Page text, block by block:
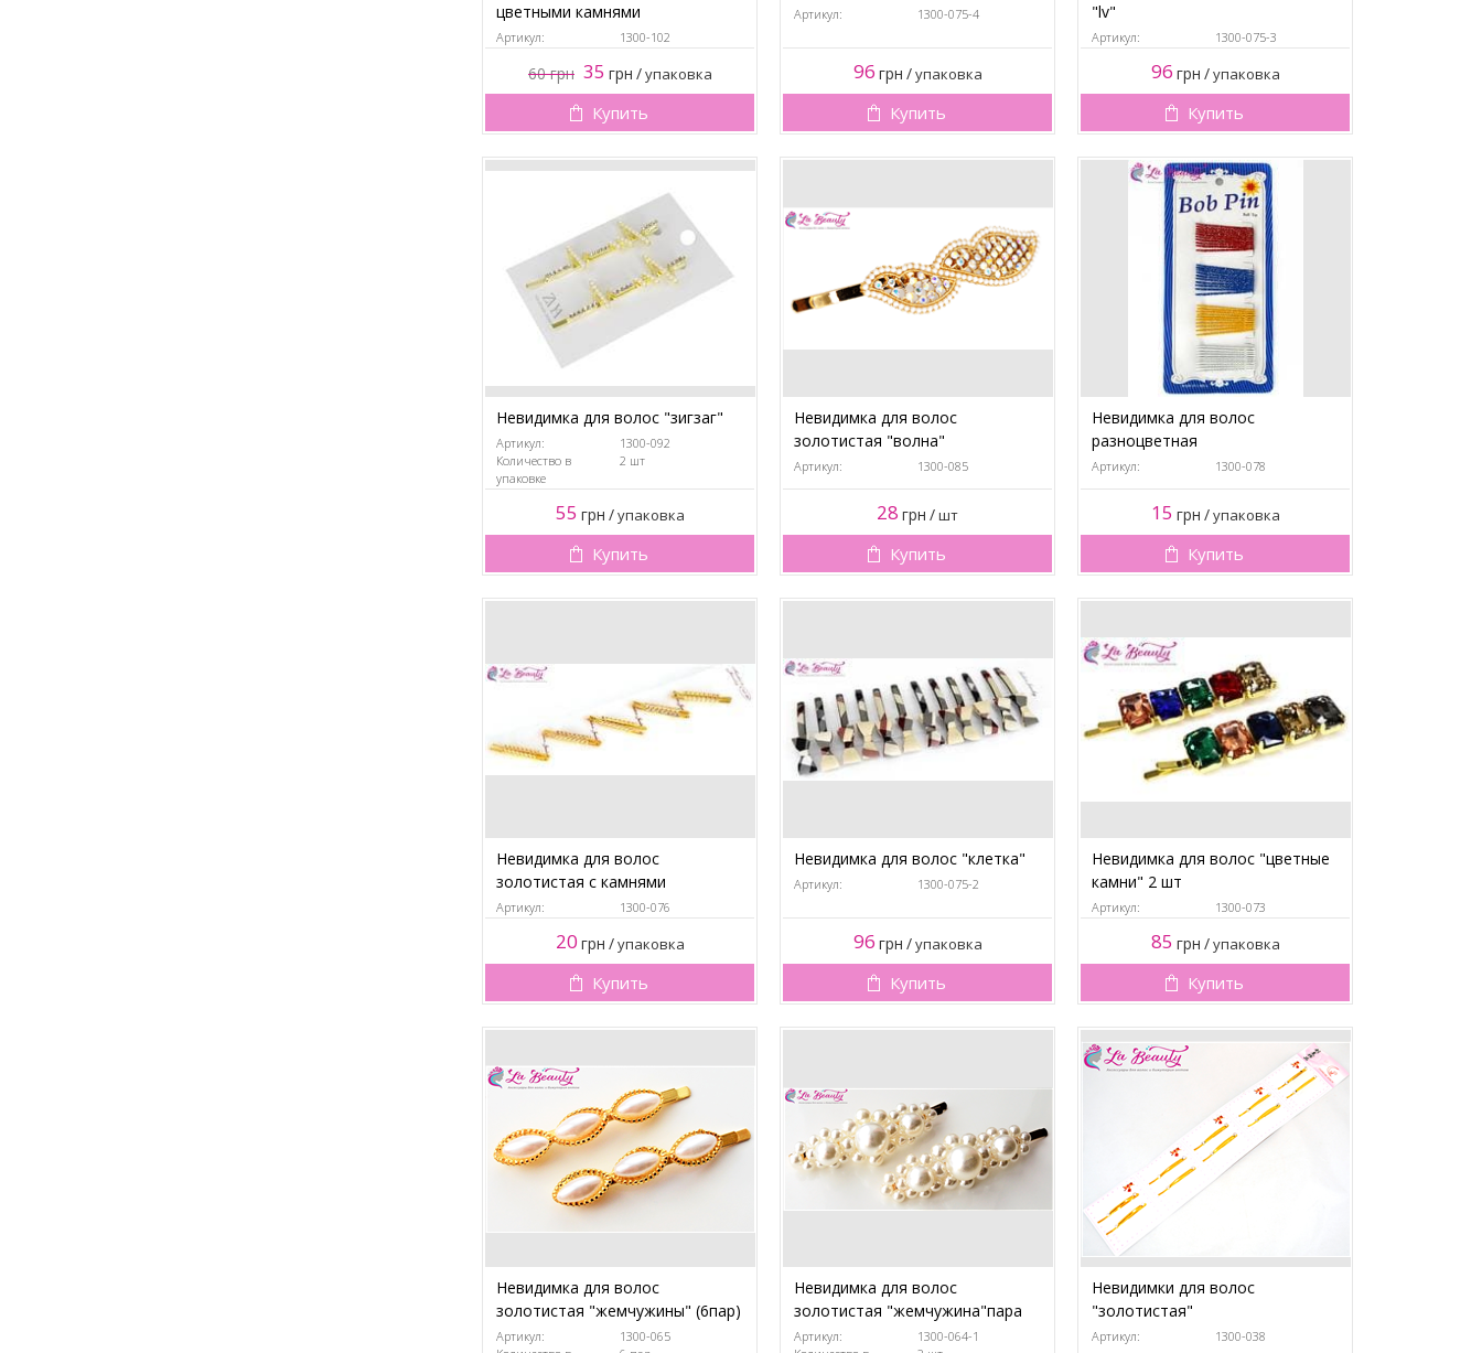
цветными камнями
Артикул: 1300-102
60 грн 35 грн /упаковка
Купить
Артикул: 1300-075-4
96 грн /упаковка
Купить
"lv"
Артикул: 1300-075-3
96 грн /упаковка
Купить
Невидимка для волос "зигзаг"
Артикул:
1300-092
Количество в
упаковке
2 шт
55 грн /упаковка
Купить
Невидимка для волос
золотистая "волна"
Артикул: 1300-085
28 грн /шт
Купить
Невидимка для волос
разноцветная
Артикул: 1300-078
15 грн /упаковка
Купить
Невидимка для волос
золотистая с камнями
Артикул: 1300-076
20 грн /упаковка
Купить
Невидимка для волос "клетка"
Артикул: 1300-075-2
96 грн /упаковка
Купить
Невидимка для волос "цветные
камни" 2 шт
Артикул: 1300-073
85 грн /упаковка
Купить
Невидимка для волос
золотистая "жемчужины" (6пар)
Артикул:
1300-065
Невидимка для волос
золотистая "жемчужина"пара
Артикул:
1300-064-1
Невидимки для волос
"золотистая"
Артикул: 1300-038